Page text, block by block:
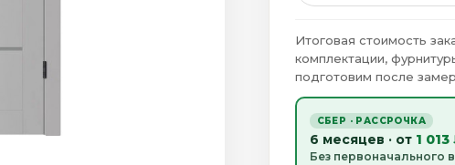
Итоговая стоимость
комплектации,
подготовим после
СБЕР · РАССРОЧКА
6 месяцев · от 1
Без первоначального